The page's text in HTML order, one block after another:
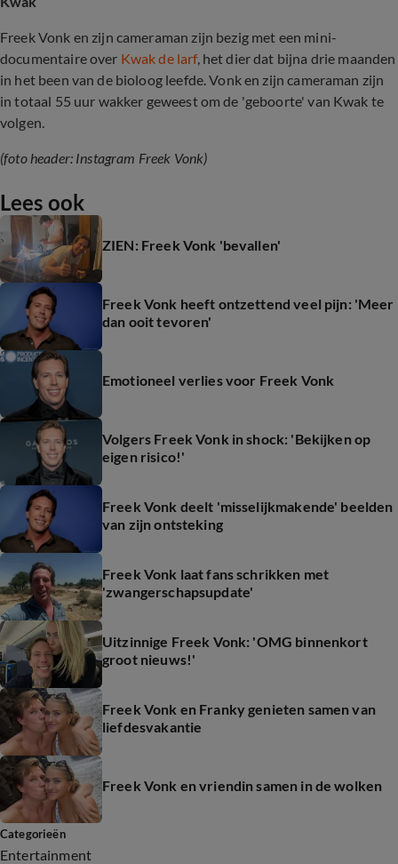
Freek Vonk en zijn cameraman zijn bezig met een mini-
documentaire over Kwak de larf, het dier dat bijna drie maanden
in het been van de bioloog leefde. Vonk en zijn cameraman zijn
in totaal 55 uur wakker geweest om de 'geboorte' van Kwak te
volgen.
(foto header: Instagram Freek Vonk)
Lees ook
ZIEN: Freek Vonk 'bevallen'
Freek Vonk heeft ontzettend veel pijn: 'Meer
dan ooit tevoren'
Emotioneel verlies voor Freek Vonk
Volgers Freek Vonk in shock: 'Bekijken op
eigen risico!'
Freek Vonk deelt 'misselijkmakende' beelden
van zijn ontsteking
Freek Vonk laat fans schrikken met
'zwangerschapsupdate'
Uitzinnige Freek Vonk: 'OMG binnenkort
groot nieuws!'
Freek Vonk en Franky genieten samen van
liefdesvakantie
Freek Vonk en vriendin samen in de wolken
Categorieën
Entertainment